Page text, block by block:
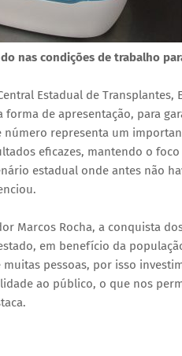
nas condições de trabalho
Estadual de Transplantes,
forma de apresentação, para
número representa um
eficazes, mantendo o
estadual onde antes não
Marcos Rocha, a conquista
em benefício da
muitas pessoas, por isso
ao público, o que nos